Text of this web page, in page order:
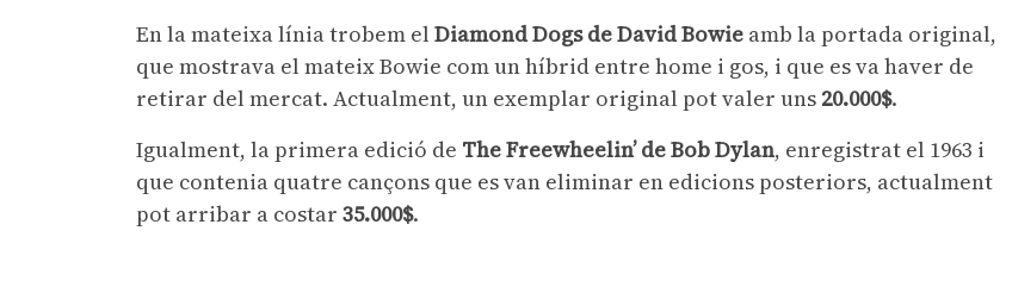
En la mateixa línia trobem el Diamond Dogs de David Bowie amb la portada original,
que mostrava el mateix Bowie com un híbrid entre home i gos, i que es va haver de
retirar del mercat. Actualment, un exemplar original pot valer uns 20.000$.
Igualment, la primera edició de The Freewheelin’ de Bob Dylan, enregistrat el 1963 i
que contenia quatre cançons que es van eliminar en edicions posteriors, actualment
pot arribar a costar 35.000$.